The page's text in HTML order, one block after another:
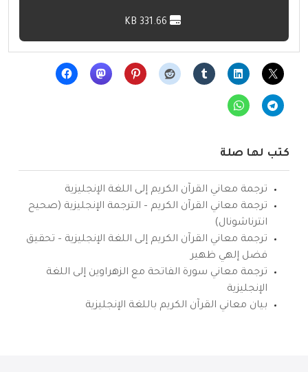
كتب لها صلة
ترجمة معاني القرآن الكريم إلى اللغة الإنجليزية
ترجمة معاني القرآن الكريم – الترجمة الإنجليزية (صحيح
انترناشونال)
ترجمة معاني القرآن الكريم إلى اللغة الإنجليزية – تحقيق
فضل إلهي ظهير
ترجمة معاني سورة الفاتحة مع الزهراوين إلى اللغة
الإنجليزية
بيان معاني القرآن الكريم باللغة الإنجليزية